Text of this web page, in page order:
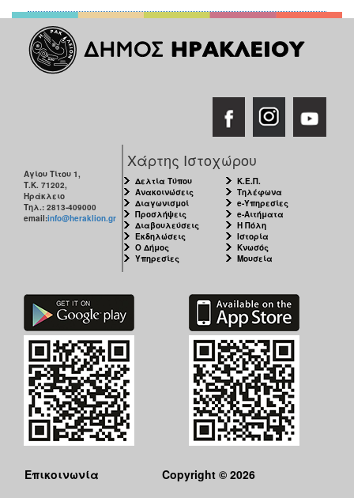
ΔΗΜΟΤΗΣ
ΕΠΙΣΚΕΠΤΗΣ
Αγίου Τίτου 1,
Τ.Κ. 71202,
Ηράκλειο
Τηλ.: 2813-409000
email:info@heraklion.gr
Χάρτης Ιστοχώρου
Δελτία Τύπου
Ανακοινώσεις
Διαγωνισμοί
Προσλήψεις
Διαβουλεύσεις
Εκδηλώσεις
Ο Δήμος
Υπηρεσίες
Κ.Ε.Π.
Τηλέφωνα
e-Υπηρεσίες
e-Αιτήματα
Η Πόλη
Ιστορία
Κνωσός
Μουσεία
Επικοινωνία
Copyright © 2026